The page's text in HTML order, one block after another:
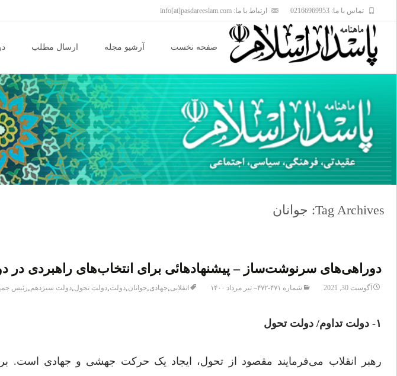
تماس با ما: 02166969953 ارتباط با ما: info[at]pasdareeslam.com
content
صفحه نخست آرشیو مجله ارسال مطلب
Tag Archives: جوانان
دوراهی‌های سرنوشت‌ساز – پیشنهادهائی برای انتخاب‌های راهبردی در
آگوست 30, 2021 شماره ۴۷۱-۴۷۲– تیر مرداد ۱۴۰۰ انقلابی,جهادی,جوانان,دولت,دولت تحول,دولت سیزدهم,رئیس
۱- دولت تداوم/ دولت تحول
رهبر انقلاب می‌فرمایند مقصود از تحول، ایجاد یک حرکت جهشی و جهادی است.